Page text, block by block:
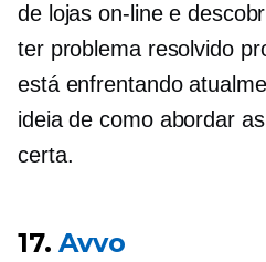
de lojas on-line e
ter problema resolvido
está enfrentando
ideia de como abordar
certa.
17.Avvo